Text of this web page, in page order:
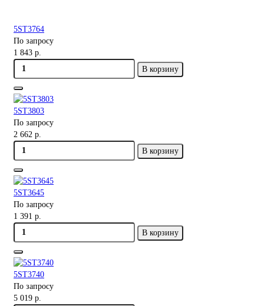
5ST3764
По запросу
1 843 р.
В корзину
5ST3803
По запросу
2 662 р.
В корзину
5ST3645
По запросу
1 391 р.
В корзину
5ST3740
По запросу
5 019 р.